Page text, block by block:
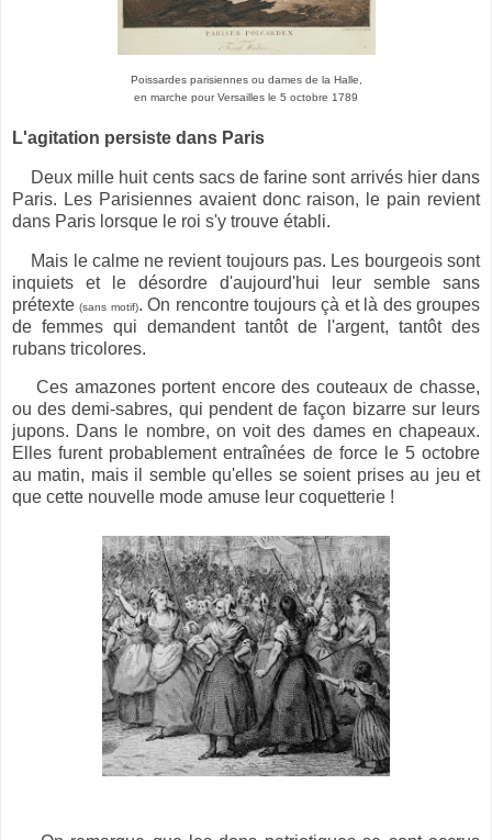
Poissardes parisiennes ou dames de la Halle,
en marche pour Versailles le 5 octobre 1789
L'agitation persiste dans Paris
Deux mille huit cents sacs de farine sont arrivés hier dans
Paris. Les Parisiennes avaient donc raison, le pain revient
dans Paris lorsque le roi s'y trouve établi.
Mais le calme ne revient toujours pas. Les bourgeois sont
inquiets et le désordre d'aujourd'hui leur semble sans
prétexte(sans motif). On rencontretoujours çà et là des groupes
de femmes qui demandent tantôt de l'argent, tantôt des
rubans tricolores.
Ces amazones portent encore des couteaux de chasse,
ou des demi-sabres, qui pendent de façon bizarre sur leurs
jupons. Dans le nombre, on voit des dames en chapeaux.
Elles furent probablement entraînées de force le 5 octobre
au matin, mais il semble qu'elles se soient prises au jeu et
que cette nouvelle mode amuse leur coquetterie !